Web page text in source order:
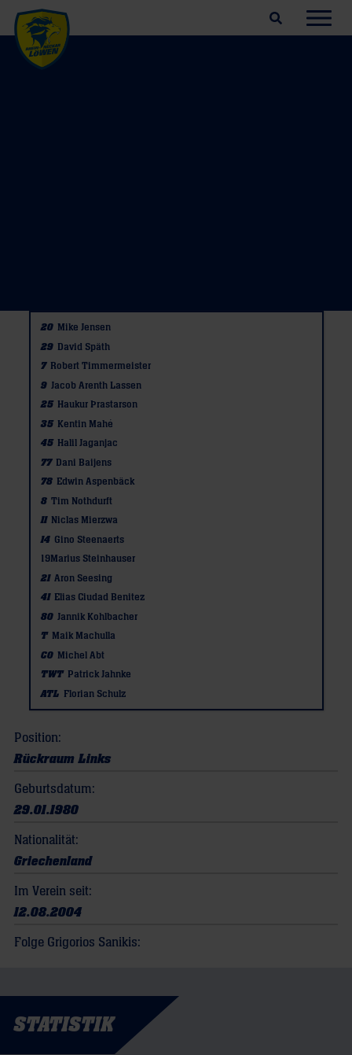
Suchfeld öffnen
20 Mike Jensen
29 David Späth
7 Robert Timmermeister
9 Jacob Arenth Lassen
25 Haukur Þrastarson
35 Kentin Mahé
45 Halil Jaganjac
77 Dani Baijens
78 Edwin Aspenbäck
8 Tim Nothdurft
11 Niclas Mierzwa
14 Gino Steenaerts
19Marius Steinhauser
21 Aron Seesing
41 Elias Ciudad Benitez
80 Jannik Kohlbacher
T Maik Machulla
CO Michel Abt
TWT Patrick Jahnke
ATL Florian Schulz
Position:
Rückraum Links
Geburtsdatum:
29.01.1980
Nationalität:
Griechenland
Im Verein seit:
12.08.2004
Folge Grigorios Sanikis:
STATISTIK